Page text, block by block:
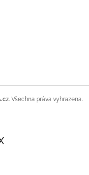
. Všechna práva vyhrazena.